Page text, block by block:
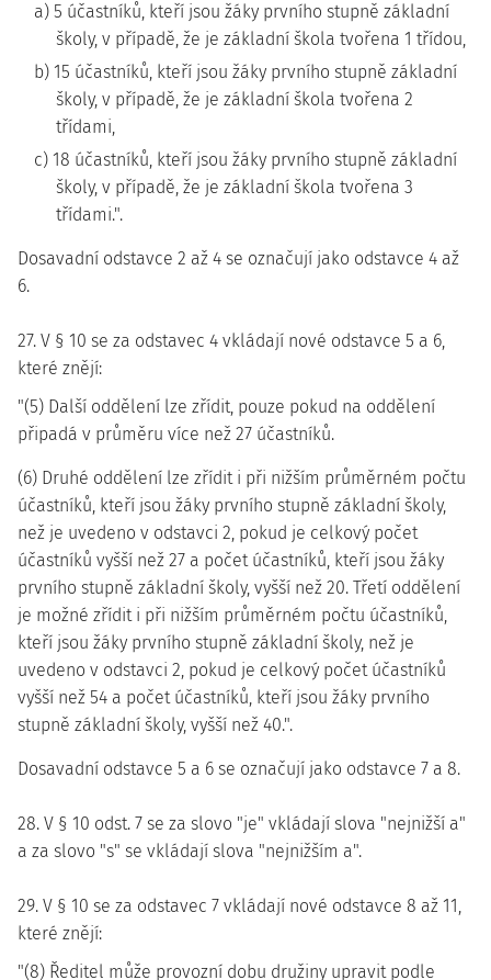
a) 5 účastníků, kteří jsou žáky prvního stupně základní
školy, v případě, že je základní škola tvořena 1 třídou,
b) 15 účastníků, kteří jsou žáky prvního stupně základní
školy, v případě, že je základní škola tvořena 2
třídami,
c) 18 účastníků, kteří jsou žáky prvního stupně základní
školy, v případě, že je základní škola tvořena 3
třídami.".
Dosavadní odstavce 2 až 4 se označují jako odstavce 4 až
6.
27. V § 10 se za odstavec 4 vkládají nové odstavce 5 a 6,
které znějí:
"(5) Další oddělení lze zřídit, pouze pokud na oddělení
připadá v průměru více než 27 účastníků.
(6) Druhé oddělení lze zřídit i při nižším průměrném počtu
účastníků, kteří jsou žáky prvního stupně základní školy,
než je uvedeno v odstavci 2, pokud je celkový počet
účastníků vyšší než 27 a počet účastníků, kteří jsou žáky
prvního stupně základní školy, vyšší než 20. Třetí oddělení
je možné zřídit i při nižším průměrném počtu účastníků,
kteří jsou žáky prvního stupně základní školy, než je
uvedeno v odstavci 2, pokud je celkový počet účastníků
vyšší než 54 a počet účastníků, kteří jsou žáky prvního
stupně základní školy, vyšší než 40.".
Dosavadní odstavce 5 a 6 se označují jako odstavce 7 a 8.
28. V § 10 odst. 7 se za slovo "je" vkládají slova "nejnižší a"
a za slovo "s" se vkládají slova "nejnižším a".
29. V § 10 se za odstavec 7 vkládají nové odstavce 8 až 11,
které znějí:
"(8) Ředitel může provozní dobu družiny upravit podle